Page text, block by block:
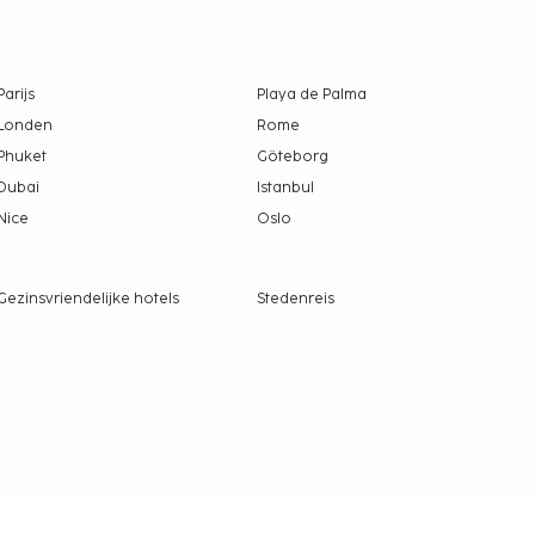
Parijs
Playa de Palma
Londen
Rome
Phuket
Göteborg
Dubai
Istanbul
Nice Oslo
hotels
Stedenreis